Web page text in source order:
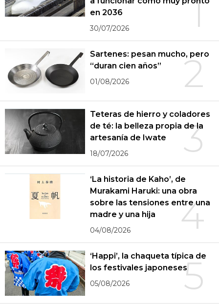
1
en 2036
30/07/2026
2
Sartenes: pesan mucho, pero
“duran cien años”
01/08/2026
3
Teteras de hierro y coladores
de té: la belleza propia de la
artesanía de Iwate
18/07/2026
4
‘La historia de Kaho’, de
Murakami Haruki: una obra
sobre las tensiones entre una
madre y una hija
04/08/2026
5
‘Happi’, la chaqueta típica de
los festivales japoneses
05/08/2026